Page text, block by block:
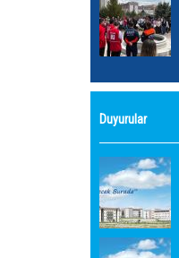
Duyurular